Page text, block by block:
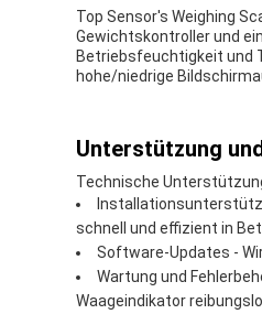
Top Sensor's Weighing
Gewichtskontroller und
Betriebsfeuchtigkeit und
hohe/niedrige
Unterstützung
Technische
schnell und effizient in
Software-Updates -
Wartung und
Waageindikator